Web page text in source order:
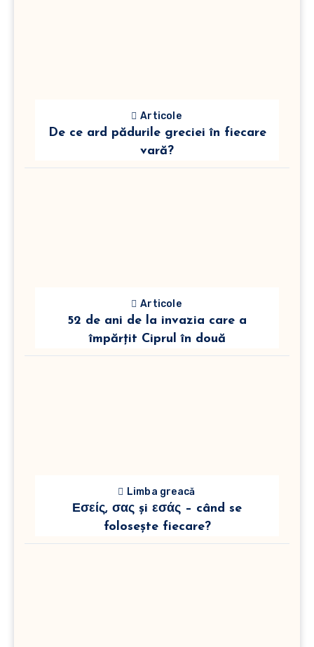
Articole
De ce ard pădurile greciei în fiecare
vară?
Articole
52 de ani de la invazia care a
împărțit Ciprul în două
Limba greacă
Εσείς, σας și εσάς – când se
folosește fiecare?